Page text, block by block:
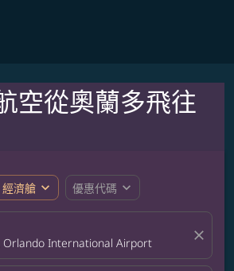
空從奧蘭多飛往
濟艙 expand_more 優惠代碼 expand_more
Orlando International Airport close